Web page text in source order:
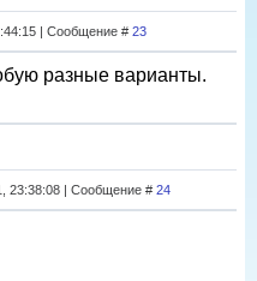
| Сообщение # 23
разные варианты.
23:38:08 | Сообщение # 24